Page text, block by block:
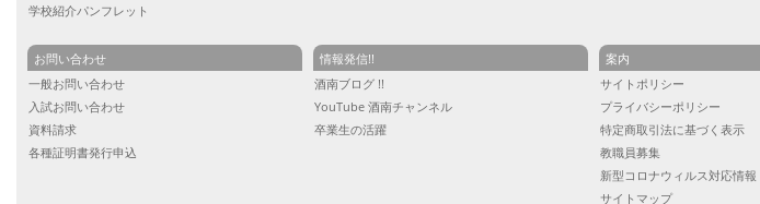
学校紹介パンフレット
お問い合わせ
一般お問い合わせ
入試お問い合わせ
資料請求
各種証明書発行申込
情報発信!!
酒南ブログ !!
YouTube 酒南チャンネル
卒業生の活躍
案内
サイトポリシー
プライバシーポリシー
特定商取引法に基づく表示
教職員募集
新型コロナウィルス対応情報
サイトマップ